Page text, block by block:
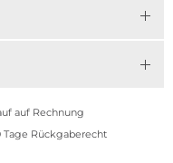
auf Rechnung
Tage Rückgaberecht